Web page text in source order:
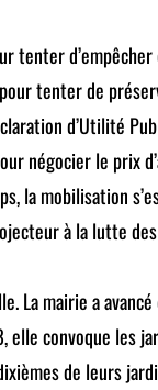
tenter
tenter de
d’Utilité
négocier le prix
la mobilisation
à la lutte
La mairie a
convoque les
de leurs